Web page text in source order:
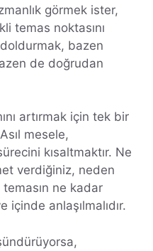
görmek ister,
temas noktasını
bazen
de doğrudan
artırmak için tek bir
mesele,
kısaltmaktır. Ne
verdiğiniz, neden
ne kadar
anlaşılmalıdır.